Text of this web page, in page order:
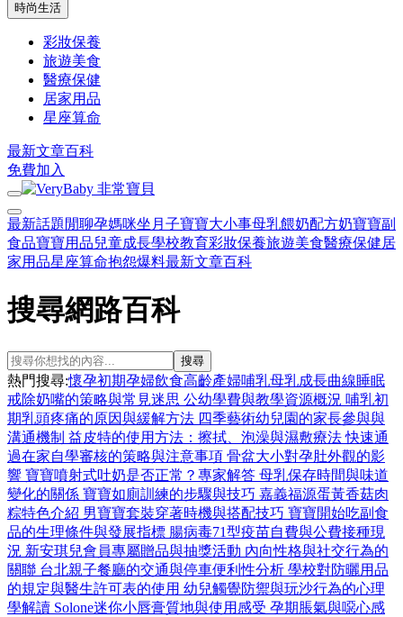
時尚生活
彩妝保養
旅遊美食
醫療保健
居家用品
星座算命
最新文章百科
免費加入
最新話題 閒聊孕媽咪坐月子寶寶大小事母乳餵奶配方奶寶寶副
食品寶寶用品兒童成長學校教育彩妝保養旅遊美食醫療保健居
家用品星座算命抱怨爆料最新文章百科
搜尋網路百科
搜尋
熱門搜尋:懷孕初期孕婦飲食高齡產婦哺乳母乳成長曲線睡眠
戒除奶嘴的策略與常見迷思 公幼學費與教學資源概況 哺乳初
期乳頭疼痛的原因與緩解方法 四季藝術幼兒園的家長參與與
溝通機制 益皮特的使用方法：擦拭、泡澡與濕敷療法快速通
過在家自學審核的策略與注意事項 骨盆大小對孕肚外觀的影
響 寶寶噴射式吐奶是否正常？專家解答 母乳保存時間與味道
變化的關係 寶寶如廁訓練的步驟與技巧 嘉義福源蛋黃香菇肉
粽特色介紹 男寶寶套裝穿著時機與搭配技巧 寶寶開始吃副食
品的生理條件與發展指標 腸病毒71型疫苗自費與公費接種現
況 新安琪兒會員專屬贈品與抽獎活動 內向性格與社交行為的
關聯 台北親子餐廳的交通與停車便利性分析 學校對防曬用品
的規定與醫生許可表的使用 幼兒觸覺防禦與玩沙行為的心理
學解讀 Solone迷你小唇膏質地與使用感受 孕期脹氣與噁心感